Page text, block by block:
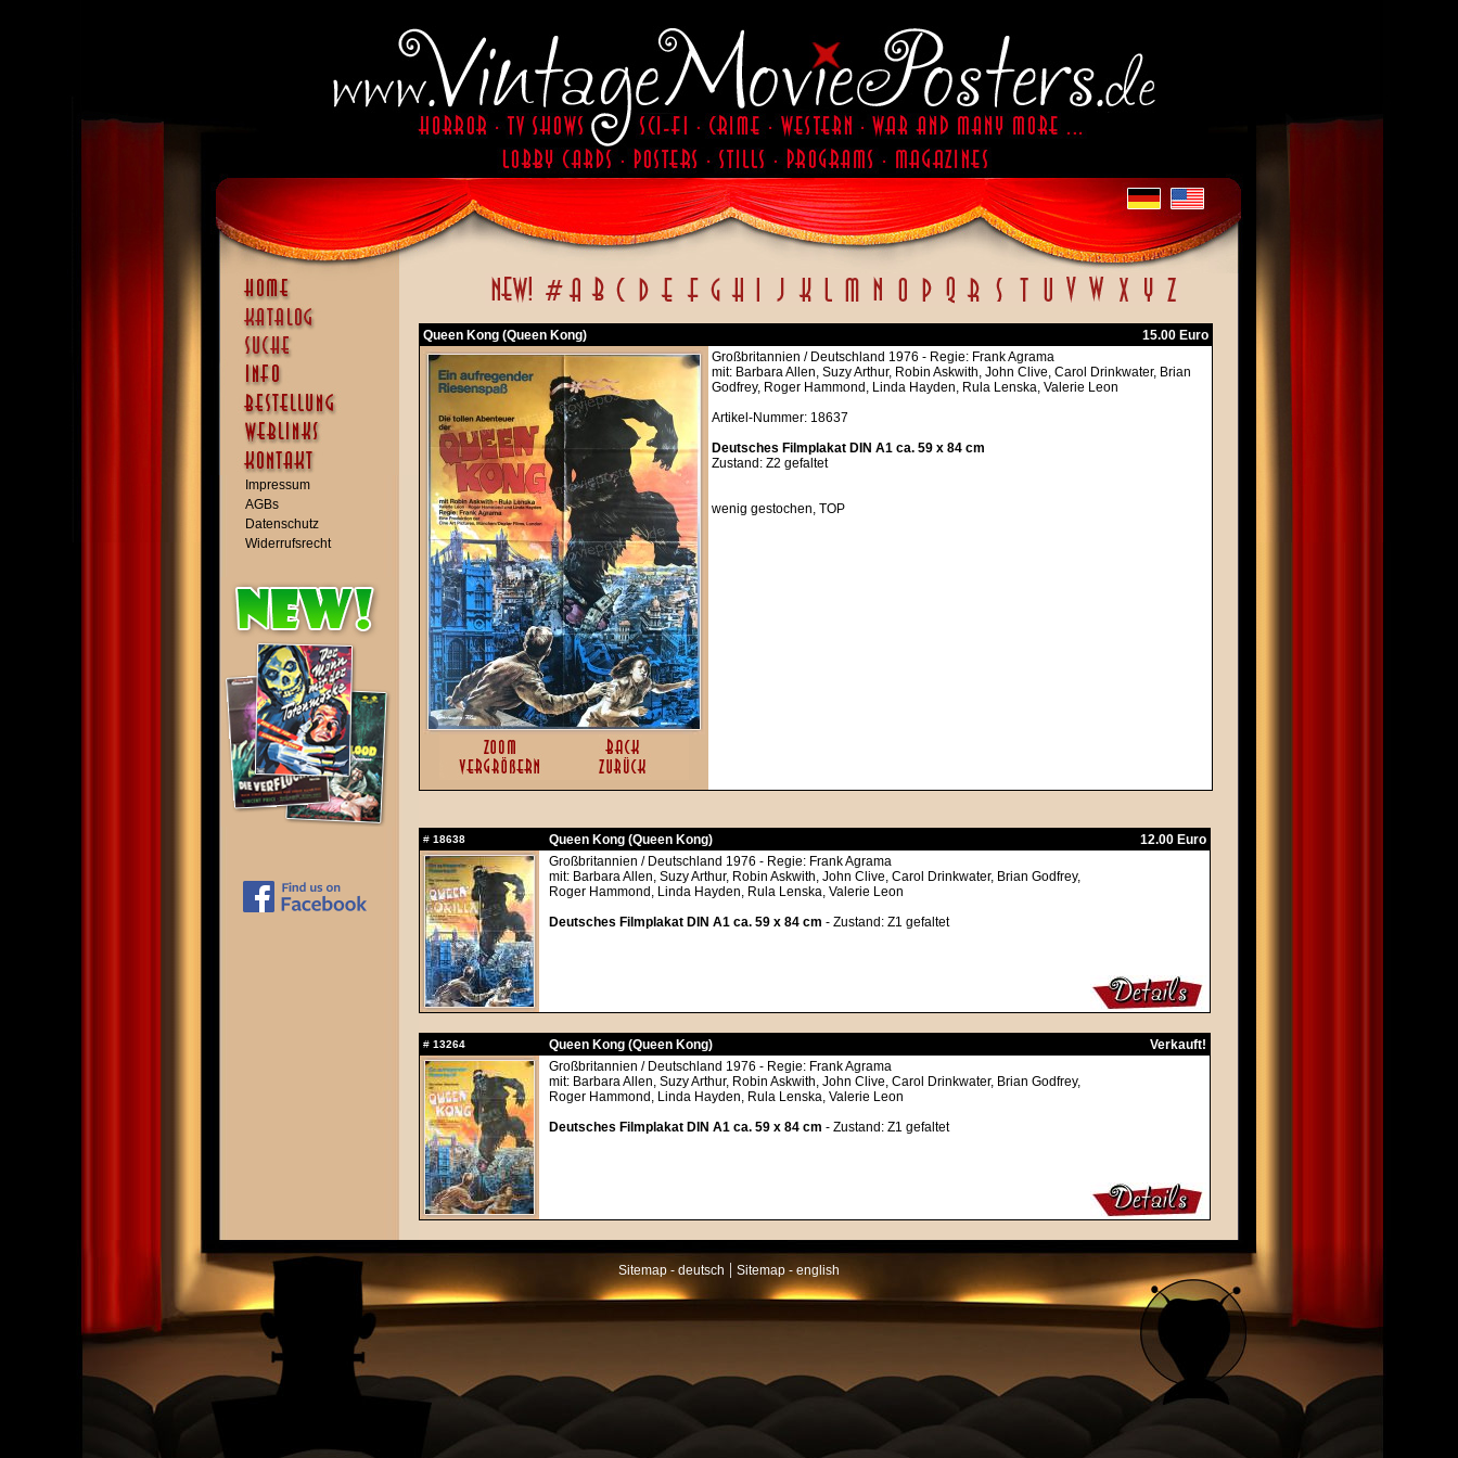
Impressum
AGBs
Datenschutz
Widerrufsrecht
Queen Kong (Queen Kong)
15.00 Euro
Großbritannien / Deutschland 1976 - Regie: Frank Agrama
mit: Barbara Allen, Suzy Arthur, Robin Askwith, John Clive, Carol Drinkwater, Brian
Godfrey, Roger Hammond, Linda Hayden, Rula Lenska, Valerie Leon
Artikel-Nummer: 18637
Deutsches Filmplakat DIN A1 ca. 59 x 84 cm
Zustand: Z2 gefaltet
wenig gestochen, TOP
# 18638 Queen Kong (Queen Kong)
12.00 Euro
Großbritannien / Deutschland 1976 - Regie: Frank Agrama
mit: Barbara Allen, Suzy Arthur, Robin Askwith, John Clive, Carol Drinkwater, Brian Godfrey,
Roger Hammond, Linda Hayden, Rula Lenska, Valerie Leon
Deutsches Filmplakat DIN A1 ca. 59 x 84 cm - Zustand: Z1 gefaltet
# 13264 Queen Kong (Queen Kong)
Verkauft!
Großbritannien / Deutschland 1976 - Regie: Frank Agrama
mit: Barbara Allen, Suzy Arthur, Robin Askwith, John Clive, Carol Drinkwater, Brian Godfrey,
Roger Hammond, Linda Hayden, Rula Lenska, Valerie Leon
Deutsches Filmplakat DIN A1 ca. 59 x 84 cm - Zustand: Z1 gefaltet
Sitemap - deutsch | Sitemap - english